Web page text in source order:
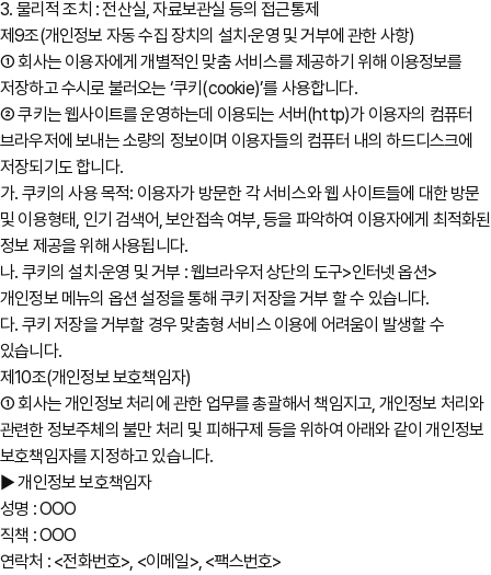
3. 물리적 조치 : 전산실, 자료보관실 등의 접근통제
제9조(개인정보 자동 수집 장치의 설치∙운영 및 거부에 관한 사항)
① 회사는 이용자에게 개별적인 맞춤 서비스를 제공하기 위해 이용정보를
저장하고 수시로 불러오는 ‘쿠키(cookie)’를 사용합니다.
② 쿠키는 웹사이트를 운영하는데 이용되는 서버(http)가 이용자의 컴퓨터
브라우저에 보내는 소량의 정보이며 이용자들의 컴퓨터 내의 하드디스크에
저장되기도 합니다.
가. 쿠키의 사용 목적: 이용자가 방문한 각 서비스와 웹 사이트들에 대한 방문
및 이용형태, 인기 검색어, 보안접속 여부, 등을 파악하여 이용자에게 최적화된
정보 제공을 위해 사용됩니다.
나. 쿠키의 설치∙운영 및 거부 : 웹브라우저 상단의 도구>인터넷 옵션>
개인정보 메뉴의 옵션 설정을 통해 쿠키 저장을 거부 할 수 있습니다.
다. 쿠키 저장을 거부할 경우 맞춤형 서비스 이용에 어려움이 발생할 수
있습니다.
제10조(개인정보 보호책임자)
① 회사는 개인정보 처리에 관한 업무를 총괄해서 책임지고, 개인정보 처리와
관련한 정보주체의 불만 처리 및 피해구제 등을 위하여 아래와 같이 개인정보
보호책임자를 지정하고 있습니다.
▶ 개인정보 보호책임자
성명 : OOO
직책 : OOO
연락처 : <전화번호>, <이메일>, <팩스번호>